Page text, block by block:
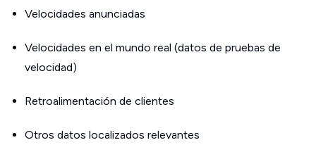
Velocidades anunciadas
Velocidades en el mundo real (datos de pruebas de
velocidad)
Retroalimentación de clientes
Otros datos localizados relevantes